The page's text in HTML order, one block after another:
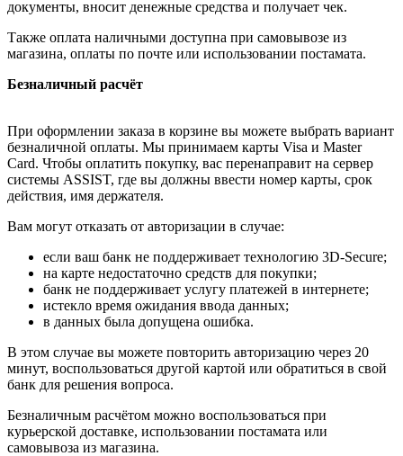
документы, вносит денежные средства и получает чек.
Также оплата наличными доступна при самовывозе из
магазина, оплаты по почте или использовании постамата.
Безналичный расчёт
При оформлении заказа в корзине вы можете выбрать вариант
безналичной оплаты. Мы принимаем карты Visa и Master
Card. Чтобы оплатить покупку, вас перенаправит на сервер
системы ASSIST, где вы должны ввести номер карты, срок
действия, имя держателя.
Вам могут отказать от авторизации в случае:
если ваш банк не поддерживает технологию 3D-Secure;
на карте недостаточно средств для покупки;
банк не поддерживает услугу платежей в интернете;
истекло время ожидания ввода данных;
в данных была допущена ошибка.
В этом случае вы можете повторить авторизацию через 20
минут, воспользоваться другой картой или обратиться в свой
банк для решения вопроса.
Безналичным расчётом можно воспользоваться при
курьерской доставке, использовании постамата или
самовывоза из магазина.